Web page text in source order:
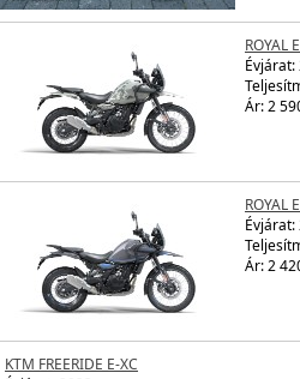
ROYAL
Évjárat:
Ár: 2
ROYAL
Évjárat:
Ár: 2
KTM FREERIDE E-XC